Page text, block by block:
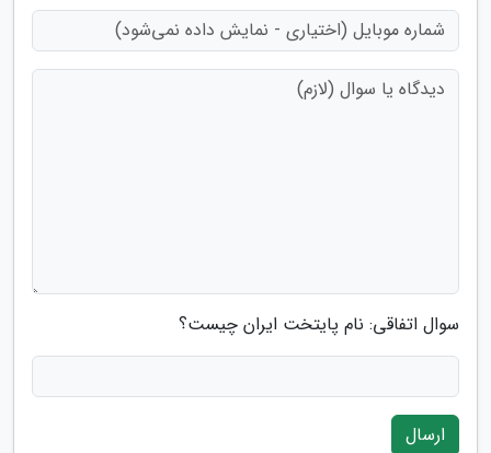
سوال اتفاقی: نام پایتخت ایران چیست؟
ارسال